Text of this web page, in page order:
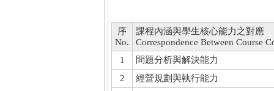
序
No.
課程內涵與學生核心能力之對應
Correspondence Between Course
1
問題分析與解決能力
2
經營規劃與執行能力